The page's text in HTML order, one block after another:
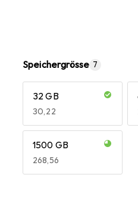
Speichergrösse 7
32 GB
EUR
30,22
1500 GB
EUR
268,56